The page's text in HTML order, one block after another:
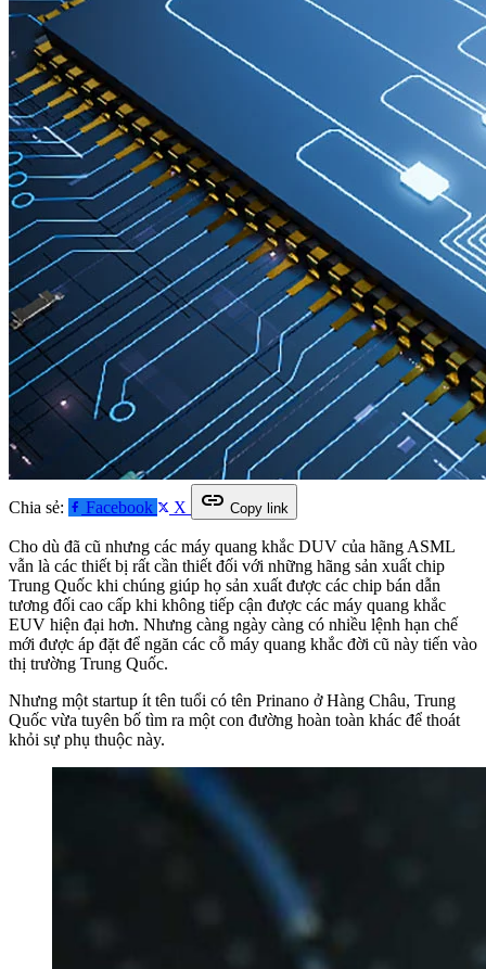
Chia sẻ: Facebook X link Copy link
Cho dù đã cũ nhưng các máy quang khắc DUV của hãng ASML
vẫn là các thiết bị rất cần thiết đối với những hãng sản xuất chip
Trung Quốc khi chúng giúp họ sản xuất được các chip bán dẫn
tương đối cao cấp khi không tiếp cận được các máy quang khắc
EUV hiện đại hơn. Nhưng càng ngày càng có nhiều lệnh hạn chế
mới được áp đặt để ngăn các cỗ máy quang khắc đời cũ này tiến vào
thị trường Trung Quốc.
Nhưng một startup ít tên tuổi có tên Prinano ở Hàng Châu, Trung
Quốc vừa tuyên bố tìm ra một con đường hoàn toàn khác để thoát
khỏi sự phụ thuộc này.